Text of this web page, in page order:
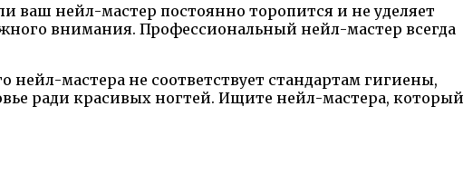
ваш нейл-мастер постоянно торопится и не уделяет
внимания. Профессиональный нейл-мастер всегда
нейл-мастера не соответствует стандартам гигиены,
ради красивых ногтей. Ищите нейл-мастера, который